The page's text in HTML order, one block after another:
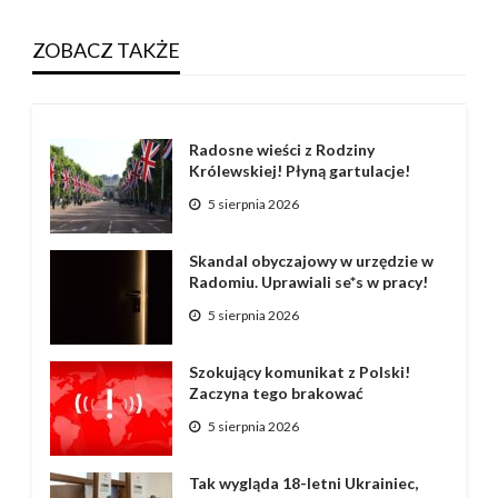
ZOBACZ TAKŻE
Radosne wieści z Rodziny
Królewskiej! Płyną gartulacje!
5 sierpnia 2026
Skandal obyczajowy w urzędzie w
Radomiu. Uprawiali se*s w pracy!
5 sierpnia 2026
Szokujący komunikat z Polski!
Zaczyna tego brakować
5 sierpnia 2026
Tak wygląda 18-letni Ukrainiec,